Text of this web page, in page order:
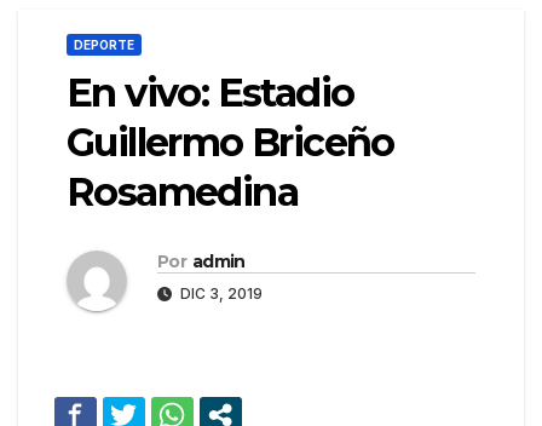
DEPORTE
En vivo: Estadio
Guillermo Briceño
Rosamedina
Por admin
DIC 3, 2019